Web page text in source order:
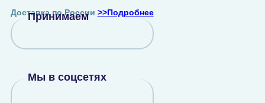
Доставка по России >>Подробнее
Принимаем
Мы в соцсетях